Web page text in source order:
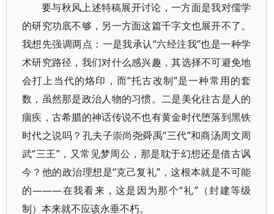
要与秋风上述特稿展开讨论，一方面是我对儒学
的研究功底不够，另一方面这篇千字文也展开不了。
我想先强调两点：一是我承认“六经注我”也是一种学
术研究路径，我们对什么感兴趣，其选择不可避免地
会打上当代的烙印，而“托古改制”是一种常用的套
数，虽然那是政治人物的习惯。二是美化往古是人的
痼疾，古希腊的神话传说不也有黄金时代堕落到黑铁
时代之说吗？孔夫子崇尚尧舜禹“三代”和商汤周文周
武“三王”，又常见梦周公，那是耽于幻想还是借古讽
今？他的政治理想是“克己复礼”，这根本就是不可能
的———在我看来，这是因为那个“礼”（封建等级
制）本来就不应该永垂不朽。